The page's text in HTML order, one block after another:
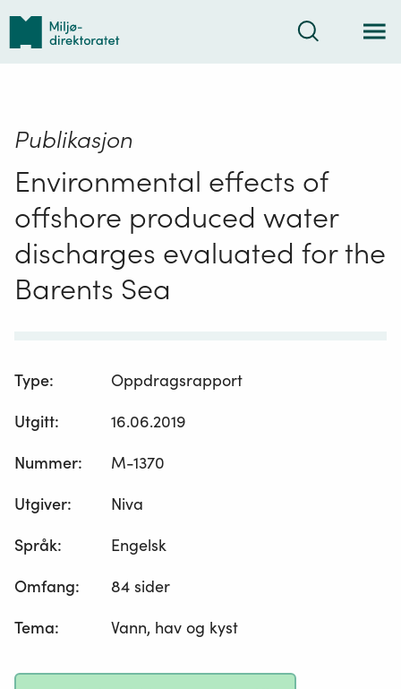
Tilbake
forsiden
Søk
Publikasjon
Environmental effects of
offshore produced water
discharges evaluated for the
Barents Sea
Type:
Oppdragsrapport
Utgitt:
16.06.2019
Nummer:
M-1370
Utgiver:
Niva
Språk:
Engelsk
Omfang:
84 sider
Tema: Vann, hav og kyst